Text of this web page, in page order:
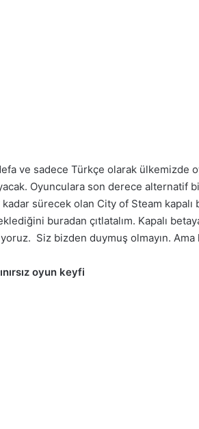
ve sadece Türkçe olarak ülkemizde
Oyunculara son derece
kadar sürecek olan City of Steam
buradan çıtlatalım. Kapalı
Siz bizden duymuş olmayın.
oyun keyfi